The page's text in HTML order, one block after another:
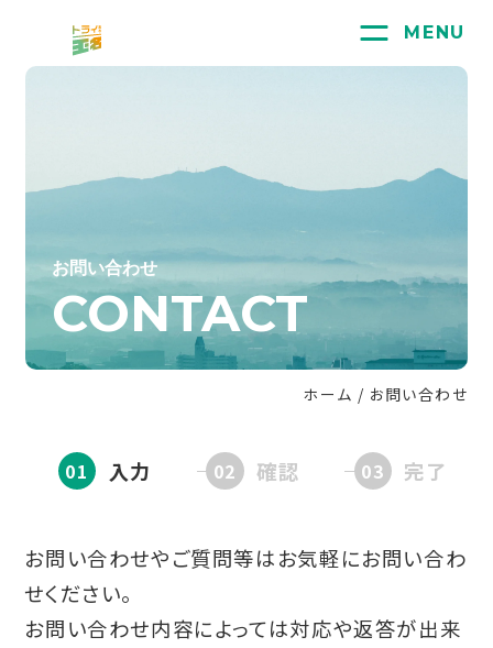
MENU
お問い合わせ
CONTACT
ホーム / お問い合わせ
01 入力 02 確認 03 完了
お問い合わせやご質問等はお気軽にお問い合わ
せください。
お問い合わせ内容によっては対応や返答が出来